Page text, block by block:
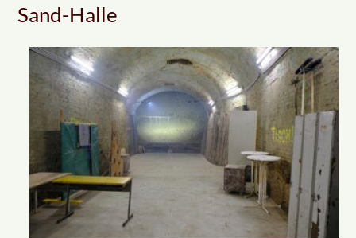
Sand-Halle